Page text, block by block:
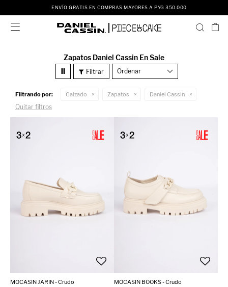
ENVÍO GRATIS EN COMPRAS MAYORES A PYG 350.000

Zapatos Daniel Cassin En Sale
Recomendados
Filtrando por: Calzado Zapatos Daniel Cassin
Quitar filtros
MOCASIN JARIN - Crudo MOCASIN BOOKS - Crudo